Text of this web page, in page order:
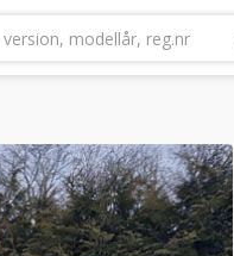
modellår, reg.nr